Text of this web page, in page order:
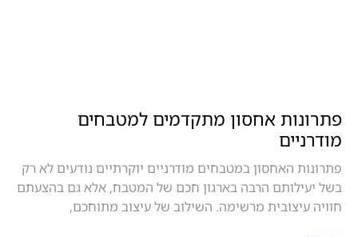
פתרונות אחסון מתקדמים למטבחים
מודרניים
פתרונות האחסון במטבחים מודרניים יוקרתיים נודעים לא רק
בשל יעילותם הרבה בארגון חכם של המטבח, אלא גם בהצעתם
חוויה עיצובית מרשימה. השילוב של עיצוב מתוחכם,